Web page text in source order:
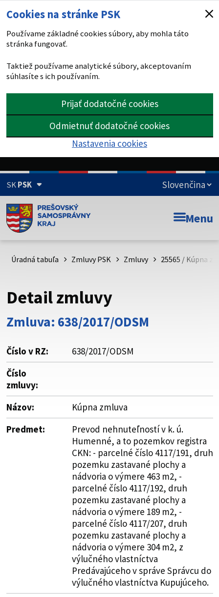
Cookies na stránke PSK
Používame základné cookies súbory, aby mohla táto
stránka fungovať.
Taktiež používame analytické súbory, akceptovaním
súhlasíte s ich používaním.
Prijať dodatočné cookies
Odmietnuť dodatočné cookies
Nastavenia cookies
SKPSK
Doména psk.sk je oficiálna
Toto je oficiálna webová stránka Prešovského
psk.sk.
Buďte pozorní a vždy sa uistite, že zdieľate informácie iba
cez zabezpečenú webovú stránku. Zabezpečená stránka
vždy začína https:// pred názvom domény webového sídla.
Menu
Úradná tabuľa Zmluvy PSK Zmluvy 25565 / Kúpna
Detail zmluvy
Zmluva: 638/2017/ODSM
Číslo v RZ:
638/2017/ODSM
Číslo
zmluvy:
Názov:
Kúpna zmluva
Predmet:
Prevod nehnuteľností v k. ú.
Humenné, a to pozemkov registra
CKN: - parcelné číslo 4117/191, druh
pozemku zastavané plochy a
nádvoria o výmere 463 m2, -
parcelné číslo 4117/192, druh
pozemku zastavané plochy a
nádvoria o výmere 189 m2, -
parcelné číslo 4117/207, druh
pozemku zastavané plochy a
nádvoria o výmere 304 m2, z
výlučného vlastníctva
Predávajúceho v správe Správcu do
výlučného vlastníctva Kupujúceho.